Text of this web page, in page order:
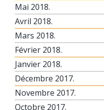
Mai 2018.
Avril 2018.
Mars 2018.
Février 2018.
Janvier 2018.
Décembre 2017.
Novembre 2017.
Octobre 2017.